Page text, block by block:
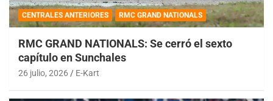
CENTRALES ANTERIORES RMC GRAND NATIONALS
RMC GRAND NATIONALS: Se cerró el sexto
capítulo en Sunchales
26 julio, 2026 E-Kart